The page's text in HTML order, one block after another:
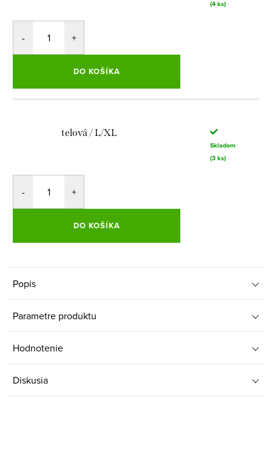
(4 ks)
DO KOŠÍKA
telová / L/XL
Skladom
(3 ks)
DO KOŠÍKA
Popis
Parametre produktu
Hodnotenie
Diskusia